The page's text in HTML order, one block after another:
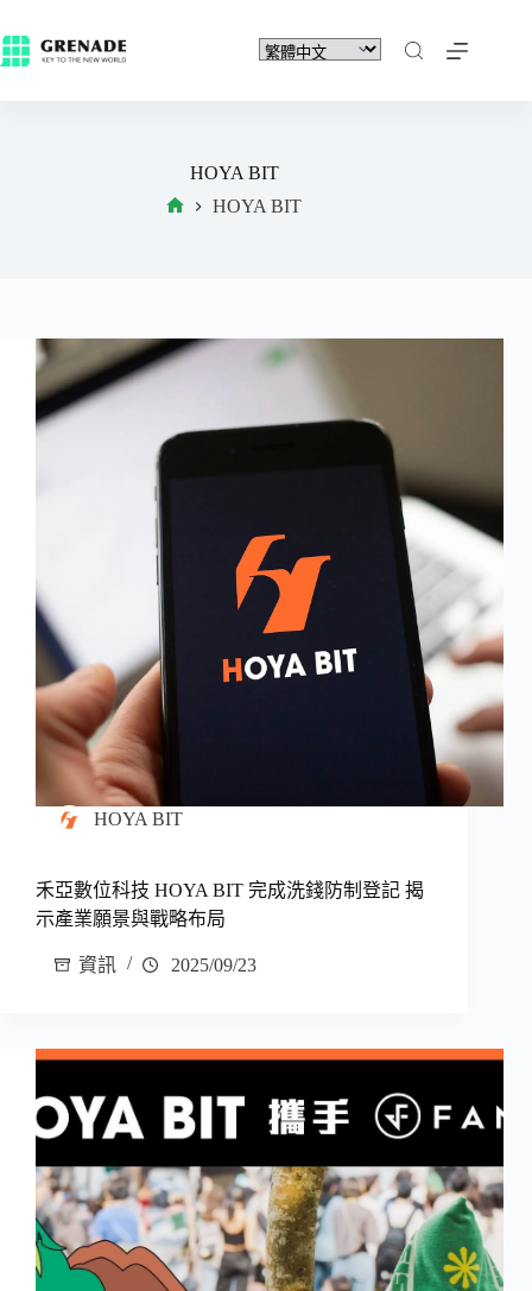
HOYA BIT
HOYA BIT
HOYA BIT
禾亞數位科技 HOYA BIT 完成洗錢防制登記 揭
示產業願景與戰略布局
資訊 2025/09/23